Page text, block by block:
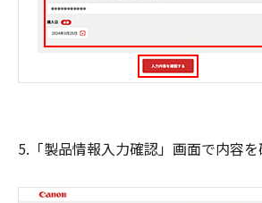
5.「製品情報入力確認」画面で内容